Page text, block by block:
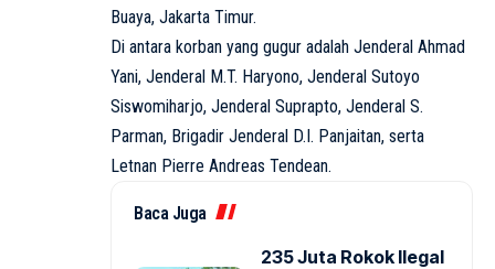
Buaya, Jakarta Timur.
Di antara korban yang gugur adalah Jenderal Ahmad
Yani, Jenderal M.T. Haryono, Jenderal Sutoyo
Siswomiharjo, Jenderal Suprapto, Jenderal S.
Parman, Brigadir Jenderal D.I. Panjaitan, serta
Letnan Pierre Andreas Tendean.
Baca Juga
235 Juta Rokok Ilegal